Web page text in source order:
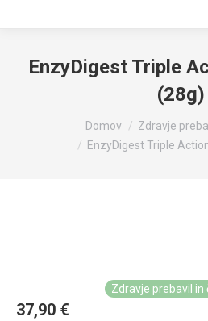
EnzyDigest Triple
(28g)
You are here:Domov
Zdravje
EnzyDigest Triple
Zdravje prebavil in
37,90 €